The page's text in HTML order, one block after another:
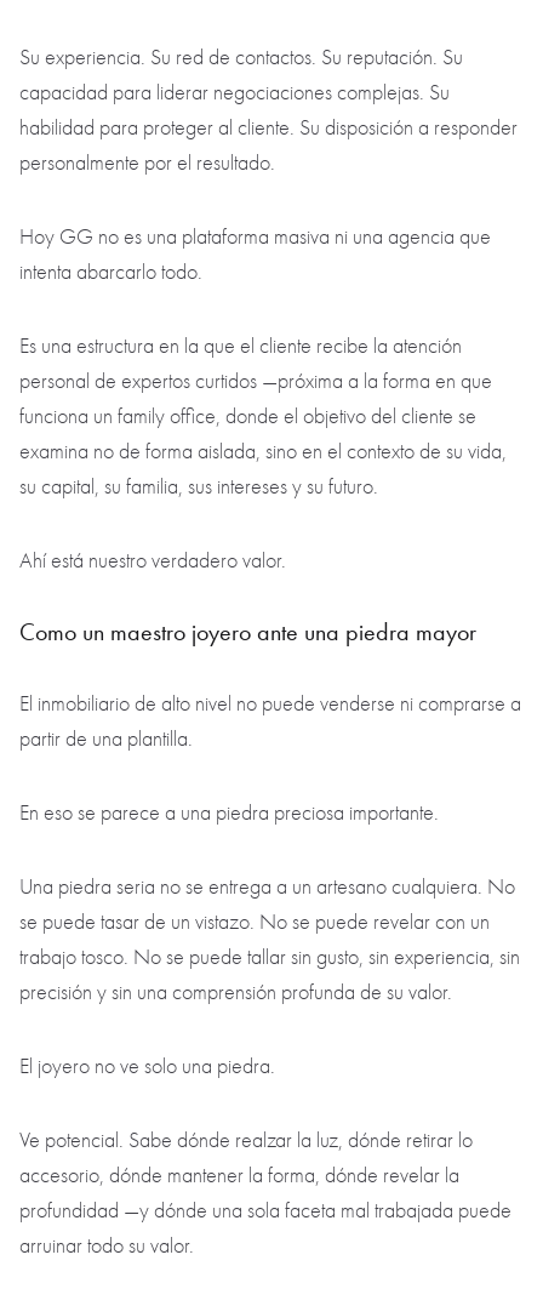
Su experiencia. Su red de contactos. Su reputación. Su
capacidad para liderar negociaciones complejas. Su
habilidad para proteger al cliente. Su disposición a responder
personalmente por el resultado.
Hoy GG no es una plataforma masiva ni una agencia que
intenta abarcarlo todo.
Es una estructura en la que el cliente recibe la atención
personal de expertos curtidos —próxima a la forma en que
funciona un family office, donde el objetivo del cliente se
examina no de forma aislada, sino en el contexto de su vida,
su capital, su familia, sus intereses y su futuro.
Ahí está nuestro verdadero valor.
Como un maestro joyero ante una piedra mayor
El inmobiliario de alto nivel no puede venderse ni comprarse a
partir de una plantilla.
En eso se parece a una piedra preciosa importante.
Una piedra seria no se entrega a un artesano cualquiera. No
se puede tasar de un vistazo. No se puede revelar con un
trabajo tosco. No se puede tallar sin gusto, sin experiencia, sin
precisión y sin una comprensión profunda de su valor.
El joyero no ve solo una piedra.
Ve potencial. Sabe dónde realzar la luz, dónde retirar lo
accesorio, dónde mantener la forma, dónde revelar la
profundidad —y dónde una sola faceta mal trabajada puede
arruinar todo su valor.